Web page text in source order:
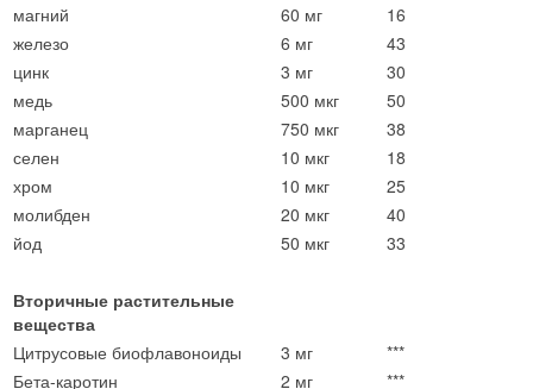
магний
60 мг
16
железо
6 мг
43
цинк
3 мг
30
медь
500 мкг
50
марганец
750 мкг
38
селен
10 мкг
18
хром
10 мкг
25
молибден
20 мкг
40
йод
50 мкг 33
Вторичные растительные
вещества
Цитрусовые биофлавоноиды
3 мг
***
Бета-каротин
2 мг
***